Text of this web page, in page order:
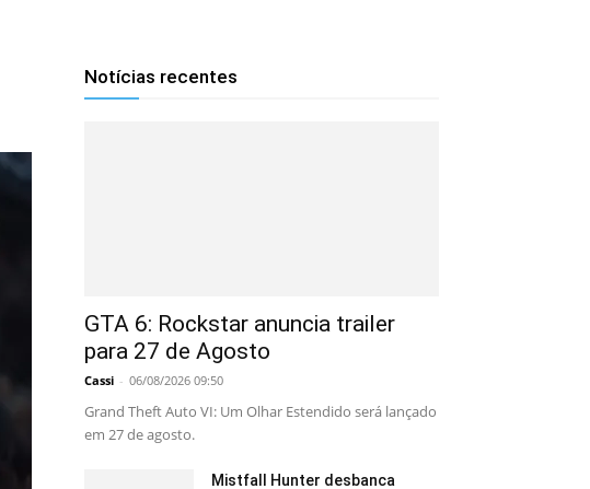
Notícias recentes
GTA 6: Rockstar anuncia trailer
para 27 de Agosto
Cassi - 06/08/2026 09:50
Grand Theft Auto VI: Um Olhar Estendido será lançado
em 27 de agosto.
Mistfall Hunter desbanca